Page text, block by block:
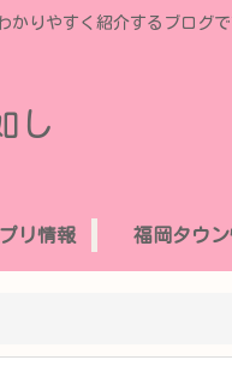
りやすく紹介するブログで
し
リ情報 福岡タウ